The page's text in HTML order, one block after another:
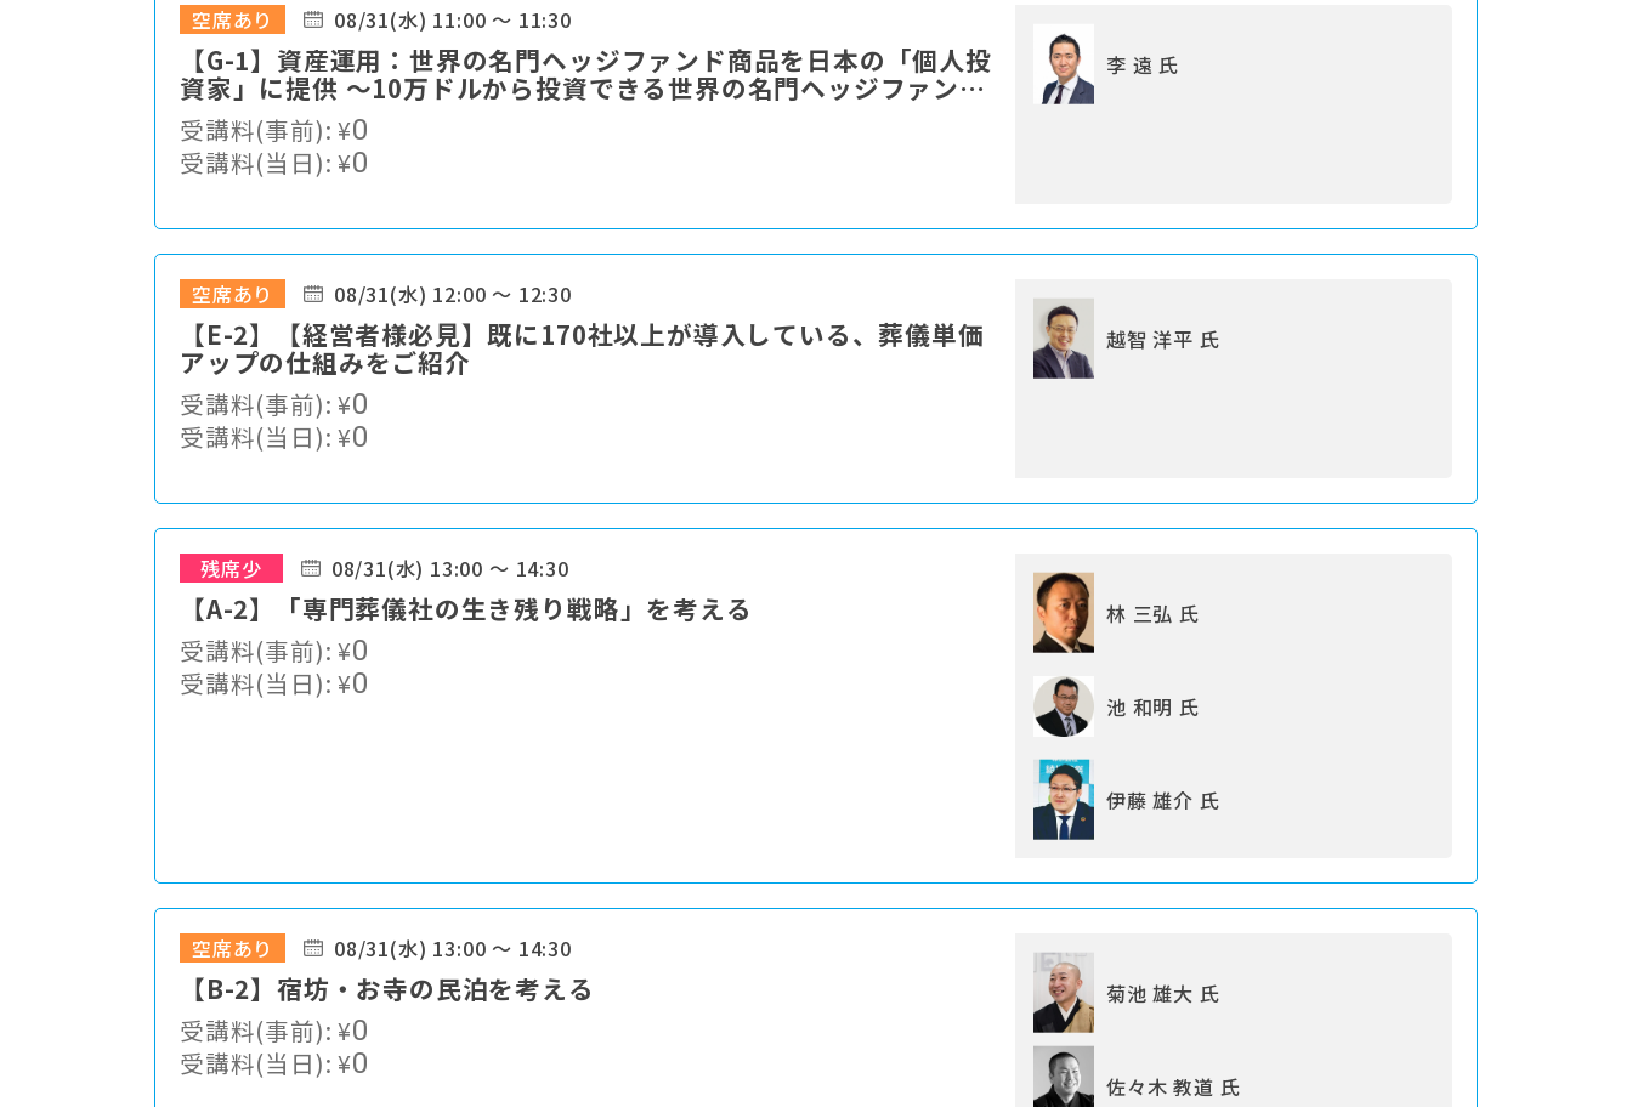
空席あり 08/31(水) 11:00 ～ 11:30
【G-1】資産運用：世界の名門ヘッジファンド商品を日本の「個人投
資家」に提供 ～10万ドルから投資できる世界の名門ヘッジファンド
とは～
受講料(事前):¥0
受講料(当日):¥0
李 遠 氏
空席あり 08/31(水) 12:00 ～ 12:30
【E-2】【経営者様必見】既に170社以上が導入している、葬儀単価
アップの仕組みをご紹介
受講料(事前):¥0
受講料(当日):¥0
越智 洋平 氏
残席少 08/31(水) 13:00 ～ 14:30
【A-2】「専門葬儀社の生き残り戦略」を考える
受講料(事前):¥0
受講料(当日):¥0
林 三弘 氏
池 和明 氏
伊藤 雄介 氏
空席あり 08/31(水) 13:00 ～ 14:30
【B-2】宿坊・お寺の民泊を考える
受講料(事前):¥0
受講料(当日):¥0
菊池 雄大 氏
佐々木 教道 氏